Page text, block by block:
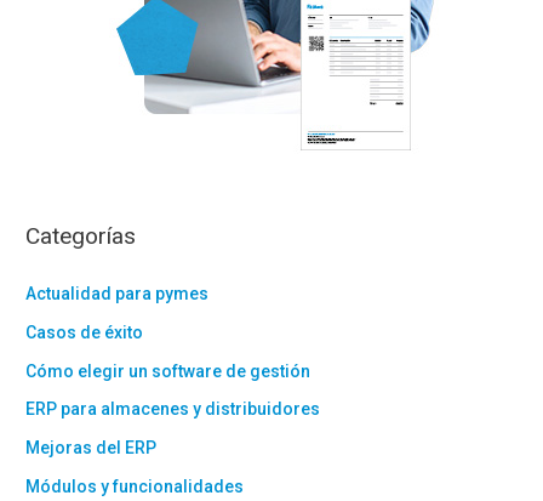
Categorías
Actualidad para pymes
Casos de éxito
Cómo elegir un software de gestión
ERP para almacenes y distribuidores
Mejoras del ERP
Módulos y funcionalidades